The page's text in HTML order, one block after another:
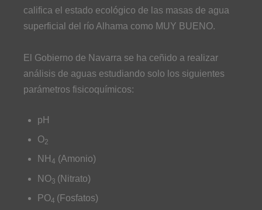
califica el estado ecológico de las masas de agua
superficial del río Alhama como MUY BUENO.
El Gobierno de Navarra se ha ceñido a realizar
análisis de aguas estudiando solo los siguientes
parámetros fisicoquímicos:
pH
O2
NH 4 (Amonio)
NO3 (Nitrato)
PO4 (Fosfatos)